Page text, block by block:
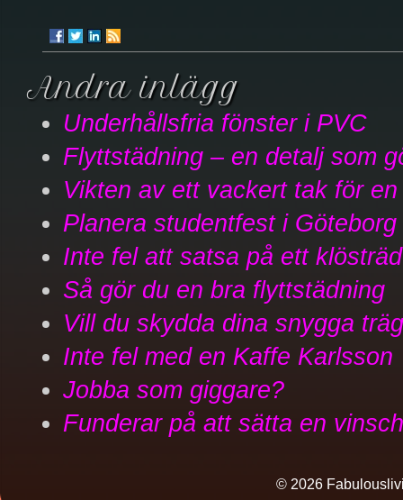
Andra inlägg
Underhållsfria fönster i PVC
Flyttstädning – en detalj som
Vikten av ett vackert tak för
Planera studentfest i Göteborg
Inte fel att satsa på ett
Så gör du en bra flyttstädning
Vill du skydda dina snygga
Inte fel med en Kaffe Karlsson
Jobba som giggare?
Funderar på att sätta en
© 2026